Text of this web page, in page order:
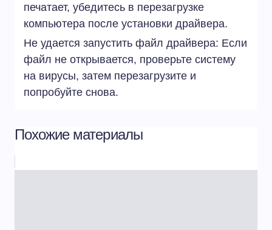
печатает, убедитесь в перезагрузке
компьютера после установки драйвера.
Не удается запустить файл драйвера: Если
файл не открывается, проверьте систему
на вирусы, затем перезагрузите и
попробуйте снова.
Похожие материалы